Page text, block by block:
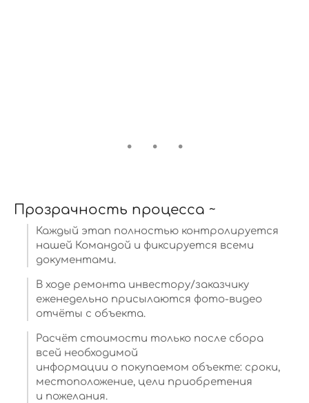
Прозрачность процесса ~
Каждый этап полностью контролируется
нашей Командой и фиксируется всеми
документами.
В ходе ремонта инвестору/заказчику
еженедельно присылаются фото-видео
отчёты с объекта.
Расчёт стоимости только после сбора
всей необходимой
информации о покупаемом объекте: сроки,
местоположение, цели приобретения
и пожелания.